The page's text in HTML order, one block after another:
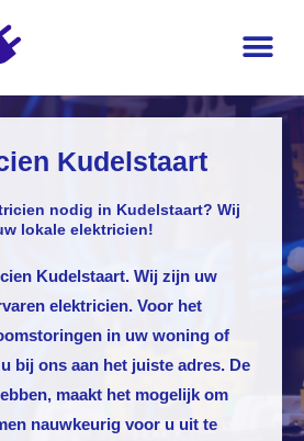
Kudelstaart
nodig in Kudelstaart? Wij
lokale elektricien!
Kudelstaart. Wij zijn uw
elektricien. Voor het
in uw woning of
bij ons aan het juiste adres. De
maakt het mogelijk om
nauwkeurig voor u uit te